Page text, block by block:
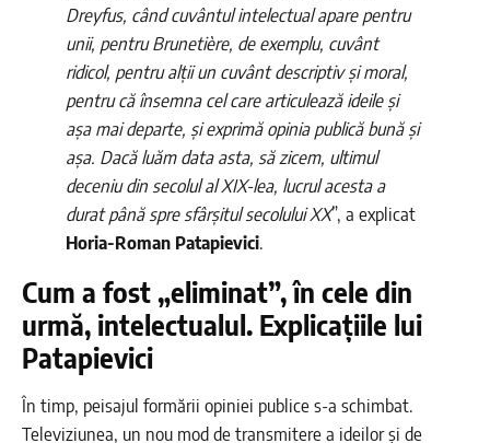
Dreyfus, când cuvântul intelectual apare pentru
unii, pentru Brunetière, de exemplu, cuvânt
ridicol, pentru alții un cuvânt descriptiv și moral,
pentru că însemna cel care articulează ideile și
așa mai departe, și exprimă opinia publică bună și
așa. Dacă luăm data asta, să zicem, ultimul
deceniu din secolul al XIX-lea, lucrul acesta a
durat până spre sfârșitul secolului XX”, a explicat
Horia-Roman Patapievici.
Cum a fost „eliminat”, în cele din
urmă, intelectualul. Explicațiile lui
Patapievici
În timp, peisajul formării opiniei publice s-a schimbat.
Televiziunea, un nou mod de transmitere a ideilor și de